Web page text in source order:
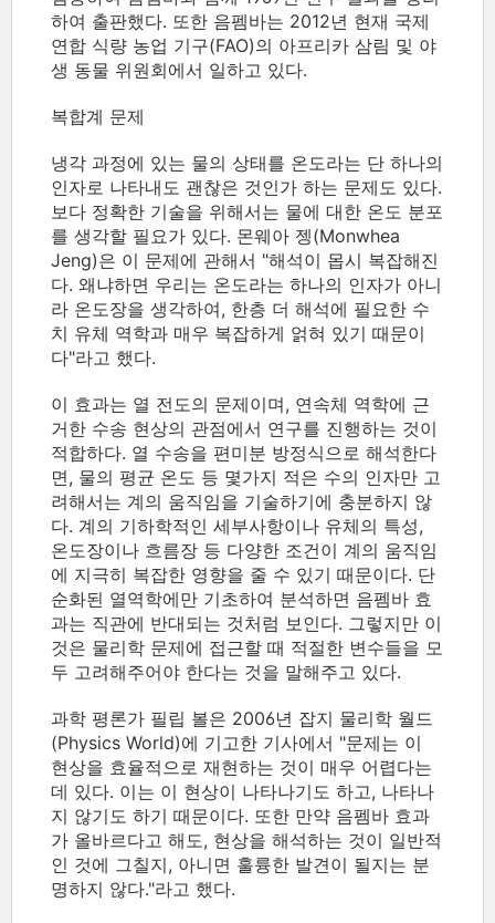
하여 출판했다. 또한 음펨바는 2012년 현재 국제
연합 식량 농업 기구(FAO)의 아프리카 삼림 및 야
생 동물 위원회에서 일하고 있다.
복합계 문제
냉각 과정에 있는 물의 상태를 온도라는 단 하나의
인자로 나타내도 괜찮은 것인가 하는 문제도 있다.
보다 정확한 기술을 위해서는 물에 대한 온도 분포
를 생각할 필요가 있다. 몬웨아 젱(Monwhea
Jeng)은 이 문제에 관해서 "해석이 몹시 복잡해진
다. 왜냐하면 우리는 온도라는 하나의 인자가 아니
라 온도장을 생각하여, 한층 더 해석에 필요한 수
치 유체 역학과 매우 복잡하게 얽혀 있기 때문이
다"라고 했다.
이 효과는 열 전도의 문제이며, 연속체 역학에 근
거한 수송 현상의 관점에서 연구를 진행하는 것이
적합하다. 열 수송을 편미분 방정식으로 해석한다
면, 물의 평균 온도 등 몇가지 적은 수의 인자만 고
려해서는 계의 움직임을 기술하기에 충분하지 않
다. 계의 기하학적인 세부사항이나 유체의 특성,
온도장이나 흐름장 등 다양한 조건이 계의 움직임
에 지극히 복잡한 영향을 줄 수 있기 때문이다. 단
순화된 열역학에만 기초하여 분석하면 음펨바 효
과는 직관에 반대되는 것처럼 보인다. 그렇지만 이
것은 물리학 문제에 접근할 때 적절한 변수들을 모
두 고려해주어야 한다는 것을 말해주고 있다.
과학 평론가 필립 볼은 2006년 잡지 물리학 월드
(Physics World)에 기고한 기사에서 "문제는 이
현상을 효율적으로 재현하는 것이 매우 어렵다는
데 있다. 이는 이 현상이 나타나기도 하고, 나타나
지 않기도 하기 때문이다. 또한 만약 음펨바 효과
가 올바르다고 해도, 현상을 해석하는 것이 일반적
인 것에 그칠지, 아니면 훌륭한 발견이 될지는 분
명하지 않다."라고 했다.